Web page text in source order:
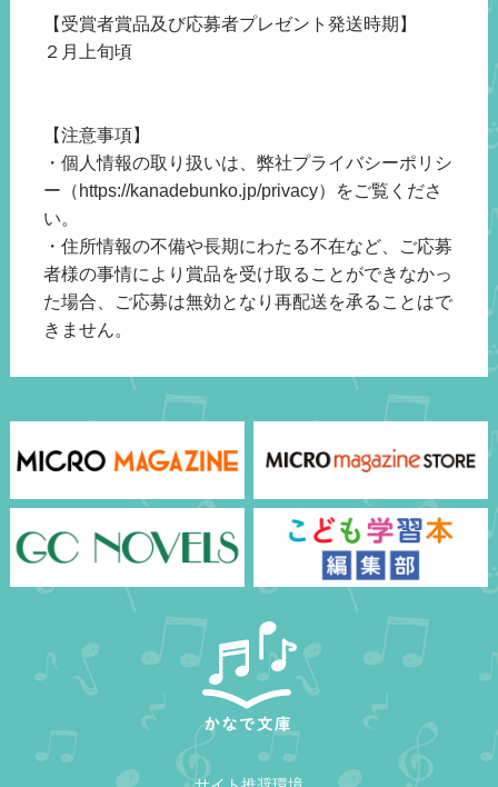
【受賞者賞品及び応募者プレゼント発送時期】
２月上旬頃
【注意事項】
・個人情報の取り扱いは、弊社プライバシーポリシ
ー（https://kanadebunko.jp/privacy）をご覧くださ
い。
・住所情報の不備や長期にわたる不在など、ご応募
者様の事情により賞品を受け取ることができなかっ
た場合、ご応募は無効となり再配送を承ることはで
きません。